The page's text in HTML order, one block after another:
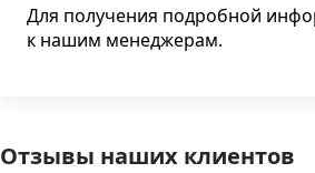
Для получения подробной
к нашим менеджерам.
Отзывы наших клиентов